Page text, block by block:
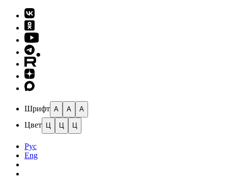
Шрифт A A A
Цвет Ц Ц Ц
Рус
Eng